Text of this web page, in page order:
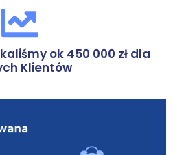
ok 450 000 zł dla
Klientów